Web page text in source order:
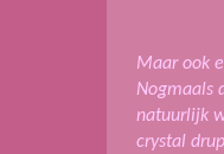
Maar ook
Nogmaals
natuurlijk
crystal